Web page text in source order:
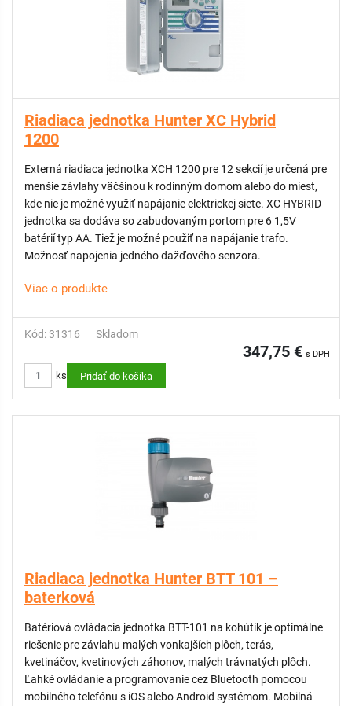
Riadiaca jednotka Hunter XC Hybrid
1200
Externá riadiaca jednotka XCH 1200 pre 12 sekcií je určená pre
menšie závlahy väčšinou k rodinným domom alebo do miest,
kde nie je možné využiť napájanie elektrickej siete. XC HYBRID
jednotka sa dodáva so zabudovaným portom pre 6 1,5V
batérií typ AA. Tiež je možné použiť na napájanie trafo.
Možnosť napojenia jedného dažďového senzora.
Viac o produkte
Kód: 31316 Skladom
347,75 € s DPH
ks Pridať do košíka
Riadiaca jednotka Hunter BTT 101 –
baterková
Batériová ovládacia jednotka BTT-101 na kohútik je optimálne
riešenie pre závlahu malých vonkajších plôch, terás,
kvetináčov, kvetinových záhonov, malých trávnatých plôch.
Ľahké ovládanie a programovanie cez Bluetooth pomocou
mobilného telefónu s iOS alebo Android systémom. Mobilná